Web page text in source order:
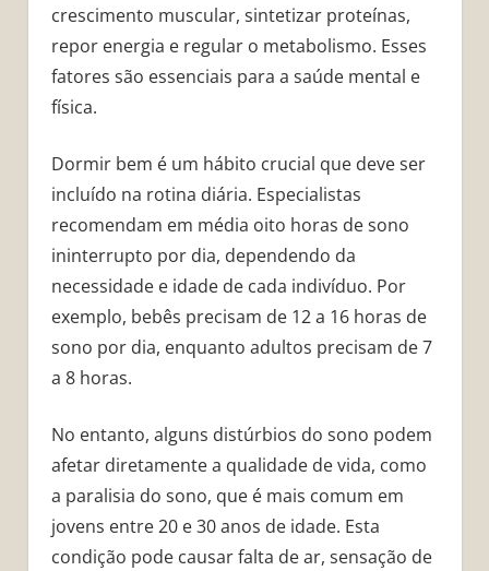
crescimento muscular, sintetizar proteínas,
repor energia e regular o metabolismo. Esses
fatores são essenciais para a saúde mental e
física.
Dormir bem é um hábito crucial que deve ser
incluído na rotina diária. Especialistas
recomendam em média oito horas de sono
ininterrupto por dia, dependendo da
necessidade e idade de cada indivíduo. Por
exemplo, bebês precisam de 12 a 16 horas de
sono por dia, enquanto adultos precisam de 7
a 8 horas.
No entanto, alguns distúrbios do sono podem
afetar diretamente a qualidade de vida, como
a paralisia do sono, que é mais comum em
jovens entre 20 e 30 anos de idade. Esta
condição pode causar falta de ar, sensação de